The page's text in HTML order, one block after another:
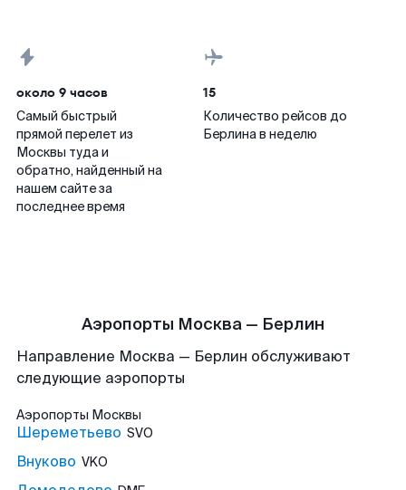
около 9 часов
Самый быстрый
прямой перелет из
Москвы туда и
обратно, найденный на
нашем сайте за
последнее время
15
Количество рейсов до
Берлина в неделю
Аэропорты Москва — Берлин
Направление Москва — Берлин обслуживают
следующие аэропорты
Аэропорты Москвы
Шереметьево SVO
Внуково VKO